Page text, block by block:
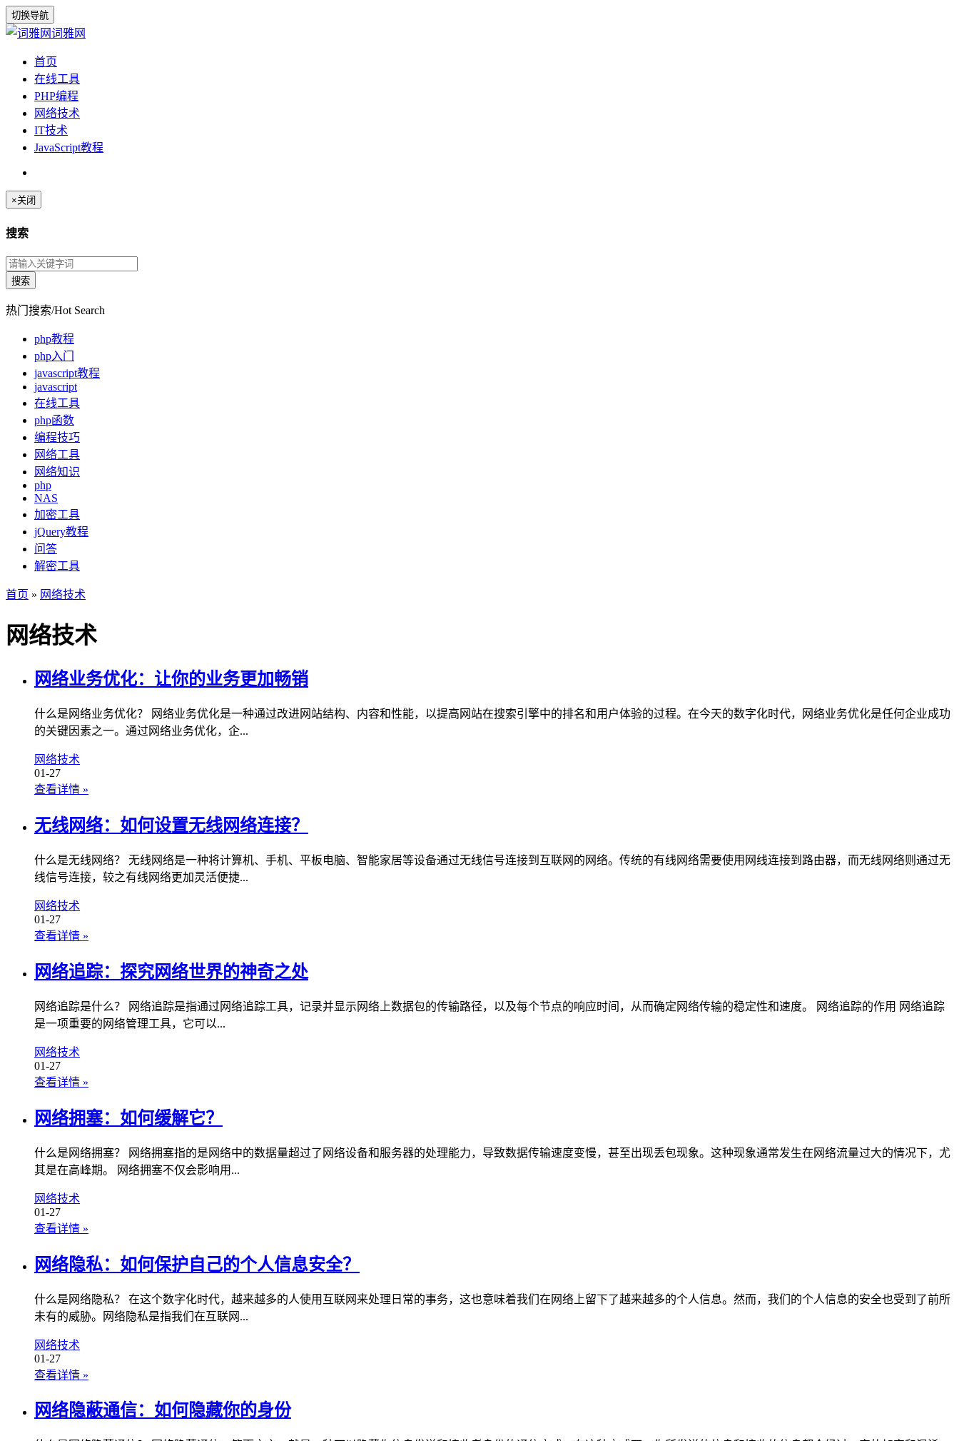
切换导航
词雅网
首页
在线工具
PHP编程
网络技术
IT技术
JavaScript教程
×关闭
搜索
热门搜索/Hot Search
php教程
php入门
javascript教程
javascript
在线工具
php函数
编程技巧
网络工具
网络知识
php
NAS
加密工具
jQuery教程
问答
解密工具
首页 » 网络技术
网络技术
网络业务优化：让你的业务更加畅销
什么是网络业务优化？ 网络业务优化是一种通过改进网站结构、内容和性能，以提高网站在搜索引擎中的排名和用户体验的过程。在今天的数字化时代，网络业务优化是任何企业成功
的关键因素之一。通过网络业务优化，企...
网络技术
01-27
查看详情 »
无线网络：如何设置无线网络连接？
什么是无线网络？ 无线网络是一种将计算机、手机、平板电脑、智能家居等设备通过无线信号连接到互联网的网络。传统的有线网络需要使用网线连接到路由器，而无线网络则通过无
线信号连接，较之有线网络更加灵活便捷...
网络技术
01-27
查看详情 »
网络追踪：探究网络世界的神奇之处
网络追踪是什么？ 网络追踪是指通过网络追踪工具，记录并显示网络上数据包的传输路径，以及每个节点的响应时间，从而确定网络传输的稳定性和速度。 网络追踪的作用 网络追踪
是一项重要的网络管理工具，它可以...
网络技术
01-27
查看详情 »
网络拥塞：如何缓解它？
什么是网络拥塞？ 网络拥塞指的是网络中的数据量超过了网络设备和服务器的处理能力，导致数据传输速度变慢，甚至出现丢包现象。这种现象通常发生在网络流量过大的情况下，尤
其是在高峰期。 网络拥塞不仅会影响用...
网络技术
01-27
查看详情 »
网络隐私：如何保护自己的个人信息安全？
什么是网络隐私？ 在这个数字化时代，越来越多的人使用互联网来处理日常的事务，这也意味着我们在网络上留下了越来越多的个人信息。然而，我们的个人信息的安全也受到了前所
未有的威胁。网络隐私是指我们在互联网...
网络技术
01-27
查看详情 »
网络隐蔽通信：如何隐藏你的身份